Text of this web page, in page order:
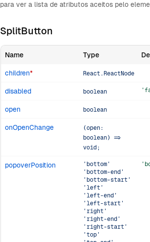
para ver a lista de atributos aceitos pelo
SplitButton
Name Type
children* React.ReactNode
disabled boolean
open boolean
onOpenChange
(open:
boolean) =>
void;
popoverPosition
'bottom'
'bottom-end'
'bottom-start'
'left'
'left-end'
'left-start'
'right'
'right-end'
'right-start'
'top'